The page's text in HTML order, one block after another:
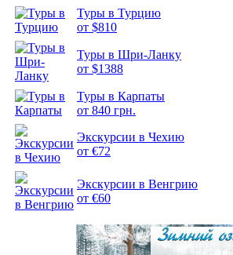
Туры в Турцию
от $810
Туры в Шри-Ланку
от $1388
Туры в Карпаты
от 840 грн.
Экскурсии в Чехию
от €72
Экскурсии в Венгрию
от €60